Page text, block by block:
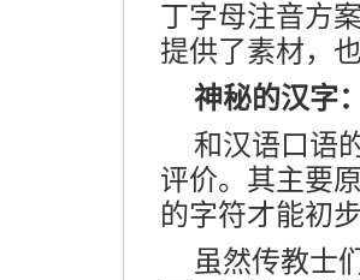
丁字母注音方
提供了素材，
神秘的汉字
和汉语口语
评价。其主要
的字符才能初
虽然传教士